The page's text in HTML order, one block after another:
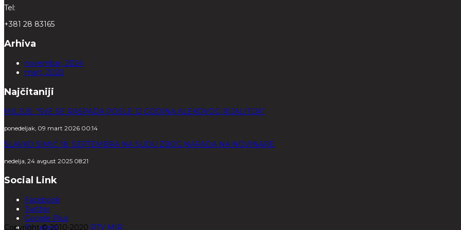
Tel:
+381 28 83165
Arhiva
novembar, 2024
mart, 2020
Najčitaniji
MILJUŠ: “SVE SE RASPADA POSLE 12 GODINA ALEKOVOG RIJALITIJA”
ponedeljak, 09 mart 2026 00:14
SLAVKO SIMIĆ 18. SEPTEMBRA NA SUDU ZBOG NAPADA NA NOVINARE
nedelja, 24 avgust 2025 08:21
Social Link
Facebook
Twitter
Google Plus
Pinterest
Copyright © 2010-2020 RTV MIR.